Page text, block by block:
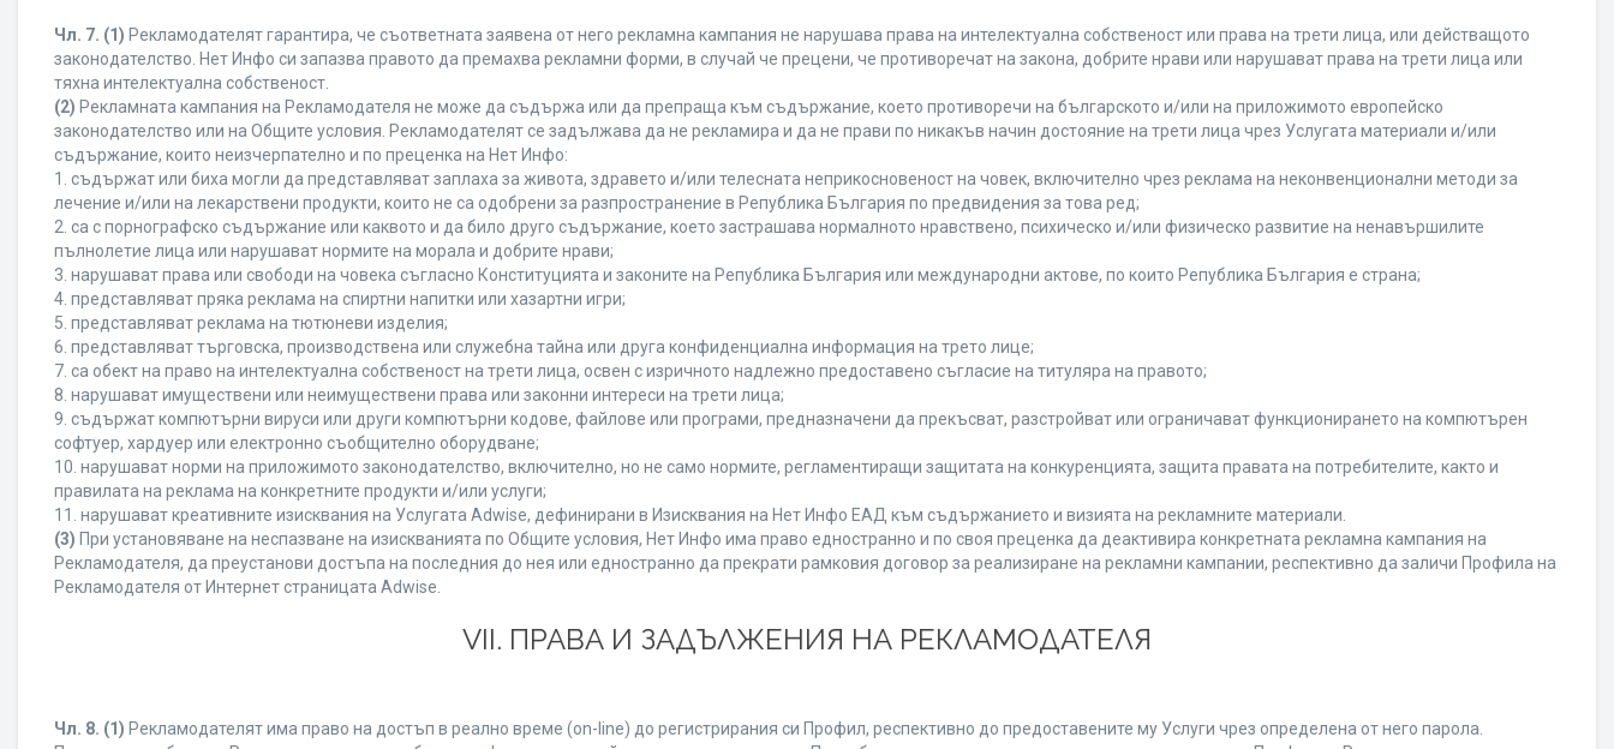
Чл. 7. (1) Рекламодателят гарантира, че съответната заявена от него рекламна кампания не нарушава права на интелектуална собственост или права на трети лица, или действащото
законодателство. Нет Инфо си запазва правото да премахва рекламни форми, в случай че прецени, че противоречат на закона, добрите нрави или нарушават права на трети лица или
тяхна интелектуална собственост.
(2) Рекламната кампания на Рекламодателя не може да съдържа или да препраща към съдържание, което противоречи на българското и/или на приложимото европейско
законодателство или на Общите условия. Рекламодателят се задължава да не рекламира и да не прави по никакъв начин достояние на трети лица чрез Услугата материали и/или
съдържание, които неизчерпателно и по преценка на Нет Инфо:
1. съдържат или биха могли да представляват заплаха за живота, здравето и/или телесната неприкосновеност на човек, включително чрез реклама на неконвенционални методи за
лечение и/или на лекарствени продукти, които не са одобрени за разпространение в Република България по предвидения за това ред;
2. са с порнографско съдържание или каквото и да било друго съдържание, което застрашава нормалното нравствено, психическо и/или физическо развитие на ненавършилите
пълнолетие лица или нарушават нормите на морала и добрите нрави;
3. нарушават права или свободи на човека съгласно Конституцията и законите на Република България или международни актове, по които Република България е страна;
4. представляват пряка реклама на спиртни напитки или хазартни игри;
5. представляват реклама на тютюневи изделия;
6. представляват търговска, производствена или служебна тайна или друга конфиденциална информация на трето лице;
7. са обект на право на интелектуална собственост на трети лица, освен с изричното надлежно предоставено съгласие на титуляра на правото;
8. нарушават имуществени или неимуществени права или законни интереси на трети лица;
9. съдържат компютърни вируси или други компютърни кодове, файлове или програми, предназначени да прекъсват, разстройват или ограничават функционирането на компютърен
софтуер, хардуер или електронно съобщително оборудване;
10. нарушават норми на приложимото законодателство, включително, но не само нормите, регламентиращи защитата на конкуренцията, защита правата на потребителите, както и
правилата на реклама на конкретните продукти и/или услуги;
11. нарушават креативните изисквания на Услугата Adwise, дефинирани в Изисквания на Нет Инфо ЕАД към съдържанието и визията на рекламните материали.
(3) При установяване на неспазване на изискванията по Общите условия, Нет Инфо има право едностранно и по своя преценка да деактивира конкретната рекламна кампания на
Рекламодателя, да преустанови достъпа на последния до нея или едностранно да прекрати рамковия договор за реализиране на рекламни кампании, респективно да заличи Профила на
Рекламодателя от Интернет страницата Adwise.
VII. ПРАВА И ЗАДЪЛЖЕНИЯ НА РЕКЛАМОДАТЕЛЯ
Чл. 8. (1) Рекламодателят има право на достъп в реално време (on-line) до регистрирания си Профил, респективно до предоставените му Услуги чрез определена от него парола.